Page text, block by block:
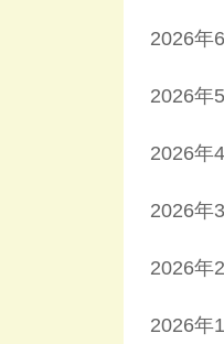
2026年
2026年
2026年
2026年
2026年
2026年